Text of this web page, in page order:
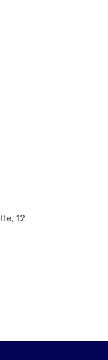
12